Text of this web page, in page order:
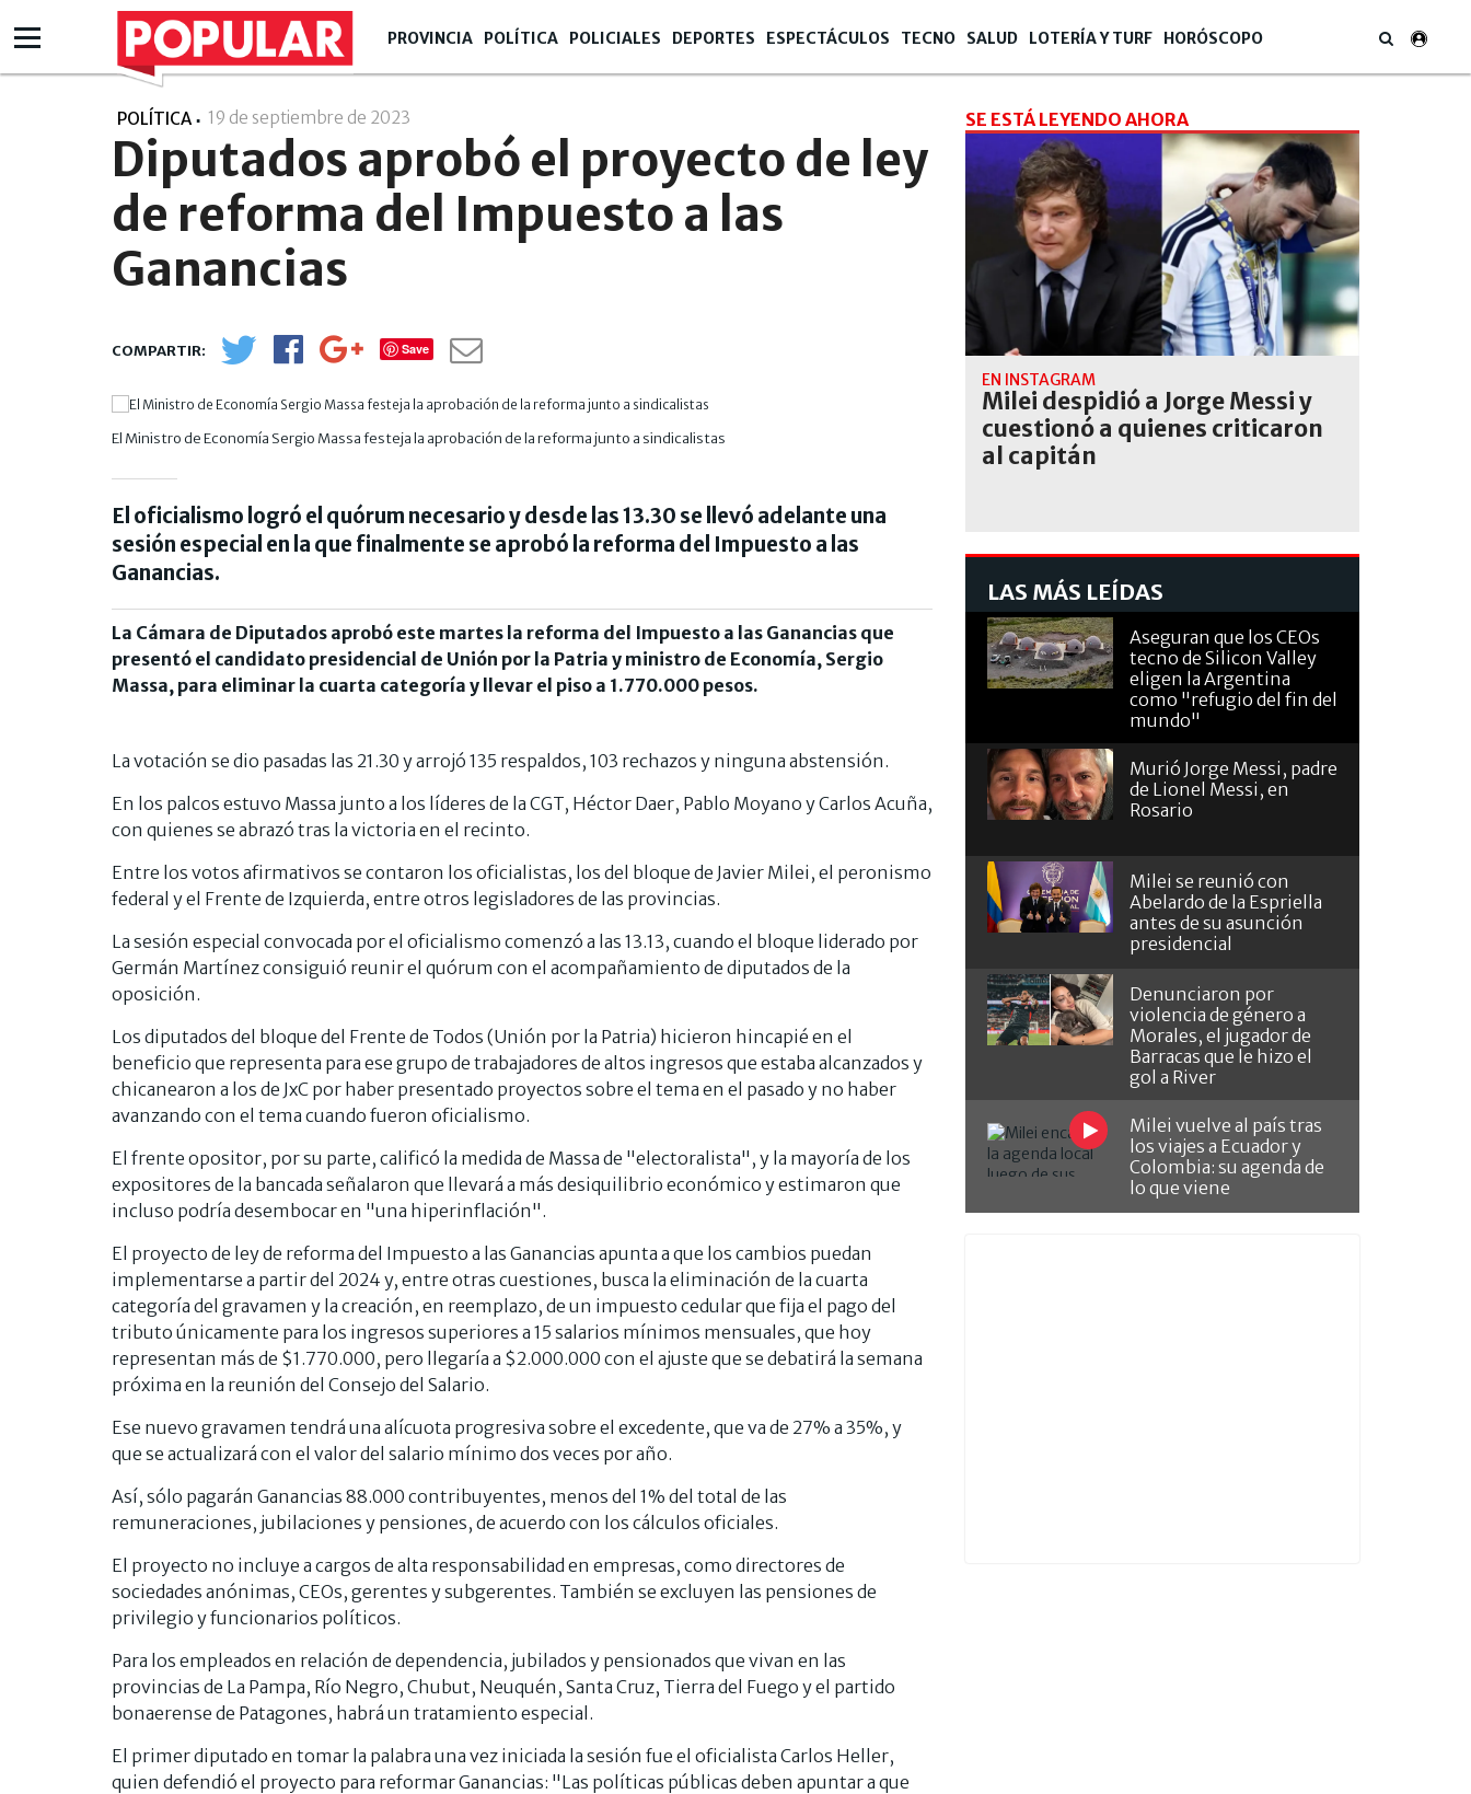
PROVINCIA POLÍTICA POLICIALES DEPORTES ESPECTÁCULOS TECNO SALUD LOTERÍA Y TURF HORÓSCOPO
POLÍTICA 19 de septiembre de 2023
Diputados aprobó el proyecto de ley
de reforma del Impuesto a las
Ganancias
Save
El Ministro de Economía Sergio Massa festeja la aprobación de la reforma junto a sindicalistas
El oficialismo logró el quórum necesario y desde las 13.30 se llevó adelante una
sesión especial en la que finalmente se aprobó la reforma del Impuesto a las
Ganancias.
La Cámara de Diputados aprobó este martes la reforma del Impuesto a las Ganancias que
presentó el candidato presidencial de Unión por la Patria y ministro de Economía, Sergio
Massa, para eliminar la cuarta categoría y llevar el piso a 1.770.000 pesos.
La votación se dio pasadas las 21.30 y arrojó 135 respaldos, 103 rechazos y ninguna abstensión.
En los palcos estuvo Massa junto a los líderes de la CGT, Héctor Daer, Pablo Moyano y Carlos Acuña,
con quienes se abrazó tras la victoria en el recinto.
Entre los votos afirmativos se contaron los oficialistas, los del bloque de Javier Milei, el peronismo
federal y el Frente de Izquierda, entre otros legisladores de las provincias.
La sesión especial convocada por el oficialismo comenzó a las 13.13, cuando el bloque liderado por
Germán Martínez consiguió reunir el quórum con el acompañamiento de diputados de la
oposición.
Los diputados del bloque del Frente de Todos (Unión por la Patria) hicieron hincapié en el
beneficio que representa para ese grupo de trabajadores de altos ingresos que estaba alcanzados y
chicanearon a los de JxC por haber presentado proyectos sobre el tema en el pasado y no haber
avanzando con el tema cuando fueron oficialismo.
El frente opositor, por su parte, calificó la medida de Massa de "electoralista", y la mayoría de los
expositores de la bancada señalaron que llevará a más desiquilibrio económico y estimaron que
incluso podría desembocar en "una hiperinflación".
El proyecto de ley de reforma del Impuesto a las Ganancias apunta a que los cambios puedan
implementarse a partir del 2024 y, entre otras cuestiones, busca la eliminación de la cuarta
categoría del gravamen y la creación, en reemplazo, de un impuesto cedular que fija el pago del
tributo únicamente para los ingresos superiores a 15 salarios mínimos mensuales, que hoy
representan más de $1.770.000, pero llegaría a $2.000.000 con el ajuste que se debatirá la semana
próxima en la reunión del Consejo del Salario.
Ese nuevo gravamen tendrá una alícuota progresiva sobre el excedente, que va de 27% a 35%, y
que se actualizará con el valor del salario mínimo dos veces por año.
Así, sólo pagarán Ganancias 88.000 contribuyentes, menos del 1% del total de las
remuneraciones, jubilaciones y pensiones, de acuerdo con los cálculos oficiales.
El proyecto no incluye a cargos de alta responsabilidad en empresas, como directores de
sociedades anónimas, CEOs, gerentes y subgerentes. También se excluyen las pensiones de
privilegio y funcionarios políticos.
Para los empleados en relación de dependencia, jubilados y pensionados que vivan en las
provincias de La Pampa, Río Negro, Chubut, Neuquén, Santa Cruz, Tierra del Fuego y el partido
bonaerense de Patagones, habrá un tratamiento especial.
El primer diputado en tomar la palabra una vez iniciada la sesión fue el oficialista Carlos Heller,
quien defendió el proyecto para reformar Ganancias: "Las políticas públicas deben apuntar a que
SE ESTÁ LEYENDO AHORA
EN INSTAGRAM
Milei despidió a Jorge Messi y
cuestionó a quienes criticaron
al capitán
LAS MÁS LEÍDAS
Aseguran que los CEOs
tecno de Silicon Valley
eligen la Argentina
como "refugio del fin del
mundo"
Murió Jorge Messi, padre
de Lionel Messi, en
Rosario
Milei se reunió con
Abelardo de la Espriella
antes de su asunción
presidencial
Denunciaron por
violencia de género a
Morales, el jugador de
Barracas que le hizo el
gol a River
Milei vuelve al país tras
los viajes a Ecuador y
Colombia: su agenda de
lo que viene